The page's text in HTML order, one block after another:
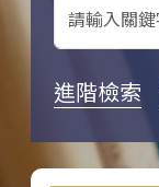
進階檢索